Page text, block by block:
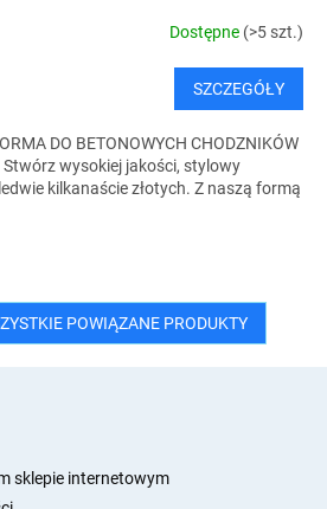
T
I
S
Dostępne (>5 szt.)
SZCZEGÓŁY
DO BETONOWYCH CHODZNIKÓW
Stwórz wysokiej jakości, stylowy
kilkanaście złotych. Z naszą formą
POWIĄZANE PRODUKTY
sklepie internetowym